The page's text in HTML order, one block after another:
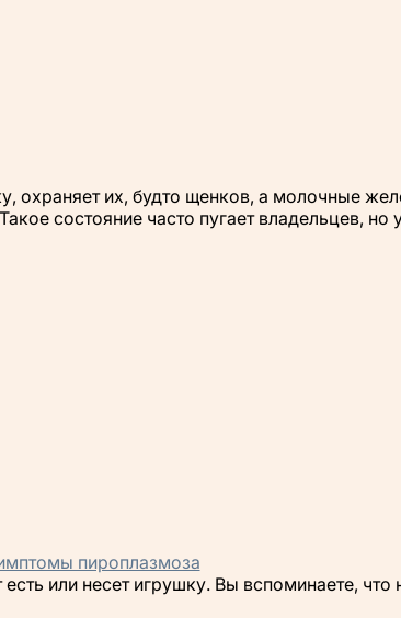
охраняет их, будто щенков, а молочные
состояние часто пугает владельцев, но
пироплазмоза
или несет игрушку. Вы вспоминаете, что